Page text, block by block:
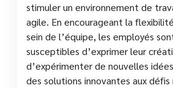
stimuler un environnement de
agile. En encourageant la
sein de l’équipe, les employés
susceptibles d’exprimer leur
d’expérimenter de nouvelles
des solutions innovantes aux défis